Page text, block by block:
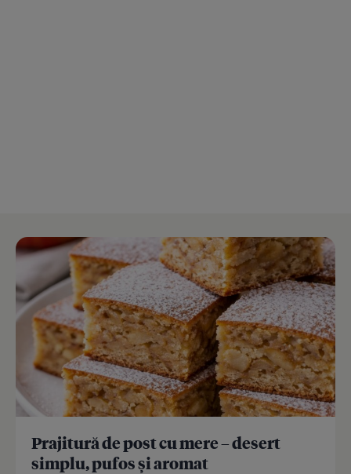
Prajitură de post cu mere – desert
simplu, pufos și aromat